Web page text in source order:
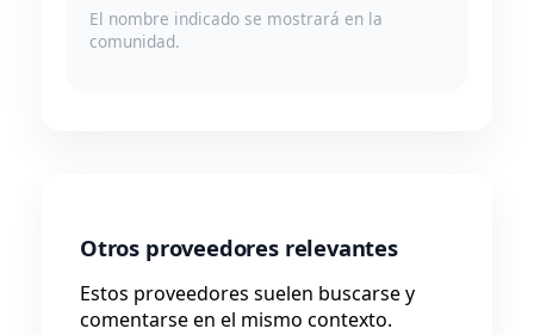
El nombre indicado se mostrará en la
comunidad.
Otros proveedores relevantes
Estos proveedores suelen buscarse y
comentarse en el mismo contexto.